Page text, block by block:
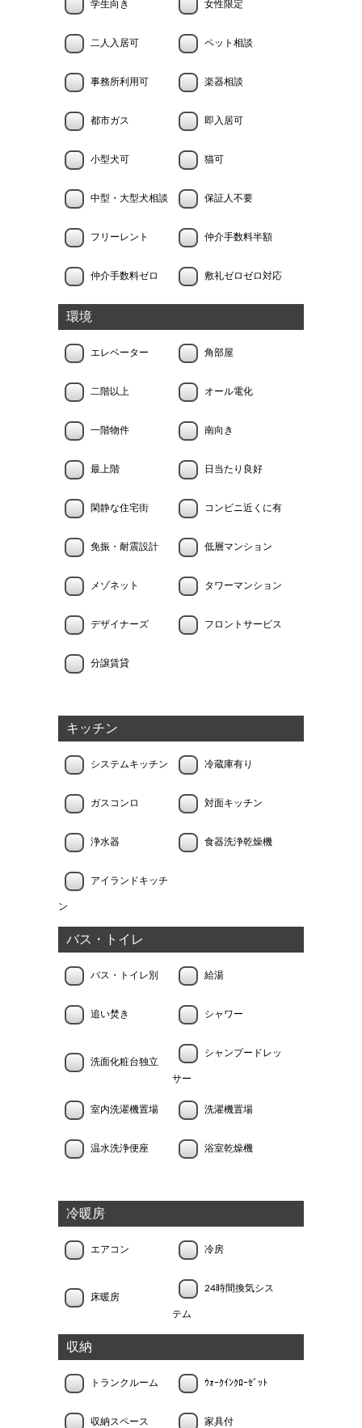
学生向き 女性限定
二人入居可 ペット相談
事務所利用可 楽器相談
都市ガス 即入居可
小型犬可 猫可
中型・大型犬相談 保証人不要
フリーレント 仲介手数料半額
仲介手数料ゼロ 敷礼ゼロゼロ対応
環境
エレベーター 角部屋
二階以上 オール電化
一階物件 南向き
最上階 日当たり良好
閑静な住宅街 コンビニ近くに有
免振・耐震設計 低層マンション
メゾネット タワーマンション
デザイナーズ フロントサービス
分譲賃貸
キッチン
システムキッチン 冷蔵庫有り
ガスコンロ 対面キッチン
浄水器 食器洗浄乾燥機
アイランドキッチ
ン
バス・トイレ
バス・トイレ別 給湯
追い焚き シャワー
洗面化粧台独立
シャンプードレッ
サー
室内洗濯機置場 洗濯機置場
温水洗浄便座 浴室乾燥機
冷暖房
エアコン 冷房
床暖房
24時間換気シス
テム
収納
トランクルーム ｳｫｰｸｲﾝｸﾛｰｾﾞｯﾄ
収納スペース 家具付